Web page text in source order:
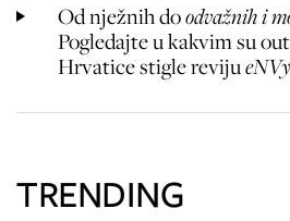
Od nježnih doodvažnih i
Pogledajte u kakvim su
Hrvatice stigle reviju
TRENDING